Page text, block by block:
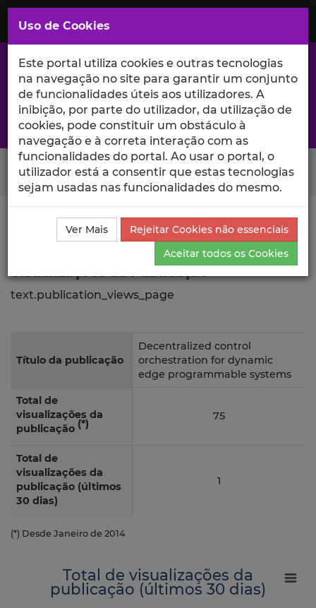
Saltar
para
Conteúdo
Principal
A excelência da investigação e ciência no Iscte
Search Button
Ciência_Iscte Publicações
Descrição Detalhada da
Publicação
Visualizações
text.publication_views_page
Título da publicação
Decentralized control
orchestration for dynamic
edge programmable systems
Total de
visualizações da
publicação (*)
75
Total de
visualizações da
publicação (últimos
30 dias)
1
(*) Desde Janeiro de 2014
Total de visualizações da
publicação (últimos 30 dias)
Uso de Cookies
Este portal utiliza cookies e outras tecnologias
na navegação no site para garantir um conjunto
de funcionalidades úteis aos utilizadores. A
inibição, por parte do utilizador, da utilização de
cookies, pode constituir um obstáculo à
navegação e à correta interação com as
funcionalidades do portal. Ao usar o portal, o
utilizador está a consentir que estas tecnologias
sejam usadas nas funcionalidades do mesmo.
Ver Mais
Rejeitar Cookies não essenciais
Aceitar todos os Cookies